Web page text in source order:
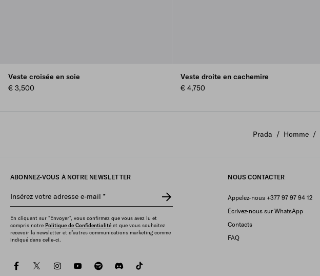
Veste croisée en soie
€ 3,500
Veste droite en cachemire
€ 4,750
Prada / Homme /
ABONNEZ-VOUS À NOTRE NEWSLETTER
Insérez votre adresse e-mail *
En cliquant sur "Envoyer", vous confirmez que vous avez lu et
compris notre Politique de Confidentialité et que vous souhaitez
recevoir la newsletter et d'autres communications marketing comme
indiqué dans celle-ci.
facebooktwitterinstagramyoutubespotifydiscord
NOUS CONTACTER
Appelez-nous +377 97 97 94 12
Écrivez-nous sur WhatsApp
Contacts
FAQ